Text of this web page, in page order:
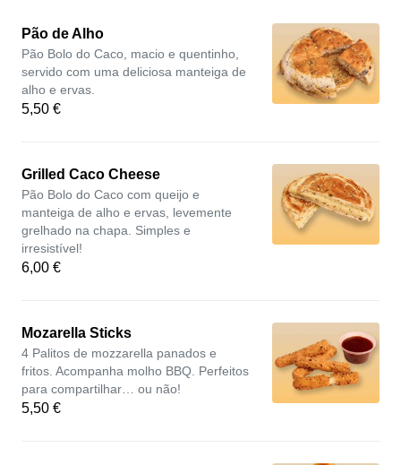
Pão de Alho
Pão Bolo do Caco, macio e quentinho,
servido com uma deliciosa manteiga de
alho e ervas.
5,50 €
Grilled Caco Cheese
Pão Bolo do Caco com queijo e
manteiga de alho e ervas, levemente
grelhado na chapa. Simples e
irresistível!
6,00 €
Mozarella Sticks
4 Palitos de mozzarella panados e
fritos. Acompanha molho BBQ. Perfeitos
para compartilhar… ou não!
5,50 €